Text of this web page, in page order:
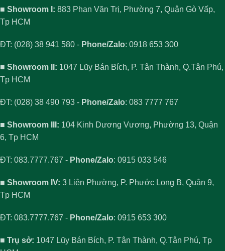
■ Showroom I: 883 Phan Văn Trị, Phường 7, Quận Gò Vấp,
Tp HCM
ĐT: (028) 38 941 580 - Phone/Zalo: 0918 653 300
■ Showroom II: 1047 Lũy Bán Bích, P. Tân Thành, Q.Tân Phú,
Tp HCM
ĐT: (028) 38 490 793 - Phone/Zalo: 083 7777 767
■ Showroom III: 104 Kinh Dương Vương, Phường 13, Quận
6, Tp HCM
ĐT: 083.7777.767 - Phone/Zalo: 0915 033 546
■ Showroom IV: 3 Liên Phường, P. Phước Long B, Quận 9,
Tp HCM
ĐT: 083.7777.767 - Phone/Zalo: 0915 653 300
■ Trụ sở: 1047 Lũy Bán Bích, P. Tân Thành, Q.Tân Phú, Tp